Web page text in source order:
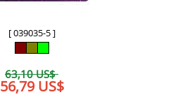
[ 039035-5 ]
63,10 US$
56,79 US$